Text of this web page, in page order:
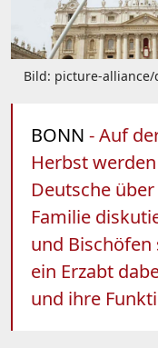
Bild: picture-
BONN - Auf
Herbst
Deutsche
Familie
und Bischöfen
ein Erzabt
und ihre